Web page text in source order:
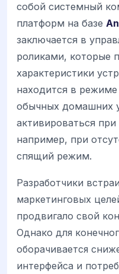
собой системный
платформ на базе
заключается в
роликами, которые
характеристики
находится в
обычных домашних
активироваться
например, при
спящий режим.
Разработчики
маркетинговых
продвигало свой
Однако для
оборачивается
интерфейса и